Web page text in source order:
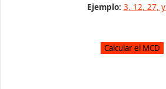
Ejemplo: 3, 12, 27,